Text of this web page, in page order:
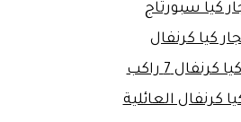
كيا سبورتاج
كيا كرنفال
كرنفال 7 راكب
كرنفال العائلية